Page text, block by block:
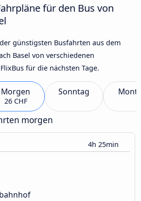
für den Bus von
günstigsten Busfahrten aus dem
Basel von verschiedenen
für die nächsten Tage.
Morgen
26 CHF
Sonntag
morgen
4h 25min